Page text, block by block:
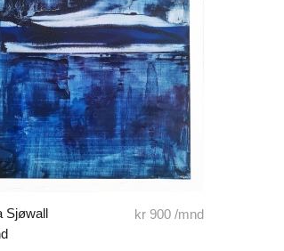
Sjøwall
kr900/mnd